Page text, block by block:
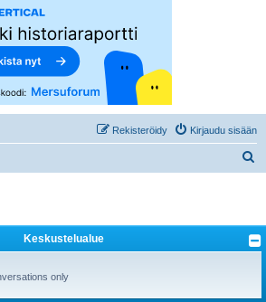
Kirjaudu sisään
Rekisteröidy
Keskustelualue
only